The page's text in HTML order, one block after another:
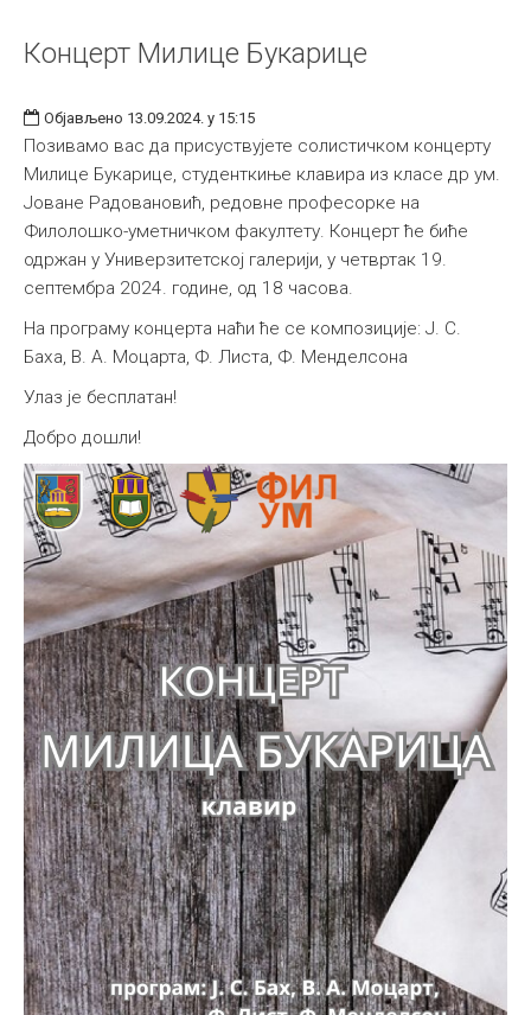
Концерт Милице Букарице
Објављено 13.09.2024. у 15:15
Позивамо вас да присуствујете солистичком концерту
Милице Букарице, студенткиње клавира из класе др ум.
Јоване Радовановић, редовне професорке на
Филолошко-уметничком факултету. Концерт ће биће
одржан у Универзитетској галерији, у четвртак 19.
септембра 2024. године, од 18 часова.
На програму концерта наћи ће се композиције: Ј. С.
Баха, В. А. Моцарта, Ф. Листа, Ф. Менделсона
Улаз је бесплатан!
Добро дошли!